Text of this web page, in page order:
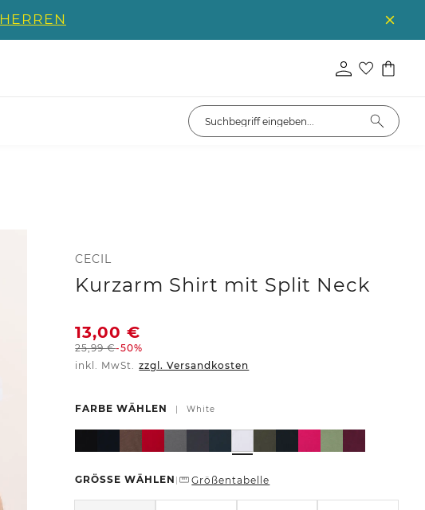
HERREN
CECIL
Kurzarm Shirt mit Split Neck
13,00€
25,99€-50%
inkl. MwSt. zzgl. Versandkosten
FARBE WÄHLEN | White
GRÖSSE WÄHLEN | Größentabelle